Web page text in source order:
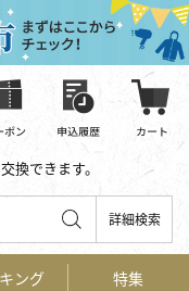
換できます。
詳細検索
ング 特集